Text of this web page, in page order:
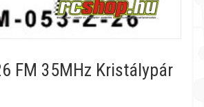
FM 35MHz Kristálypár